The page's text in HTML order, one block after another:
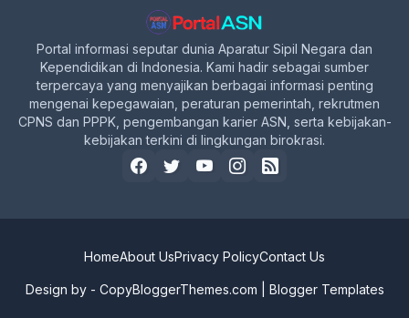
Portal informasi seputar dunia Aparatur Sipil Negara dan
Kependidikan di Indonesia. Kami hadir sebagai sumber
terpercaya yang menyajikan berbagai informasi penting
mengenai kepegawaian, peraturan pemerintah, rekrutmen
CPNS dan PPPK, pengembangan karier ASN, serta kebijakan-
kebijakan terkini di lingkungan birokrasi.
Design by - CopyBloggerThemes.com Blogger Templates
HomeAbout UsPrivacy PolicyContact Us